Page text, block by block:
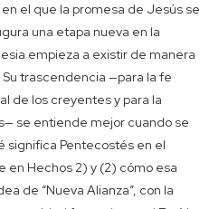
el que la promesa de Jesús se
una etapa nueva en la
empieza a existir de manera
trascendencia —para la fe
de los creyentes y para la
se entiende mejor cuando se
significa Pentecostés en el
en Hechos 2) y (2) cómo esa
de “Nueva Alianza”, con la